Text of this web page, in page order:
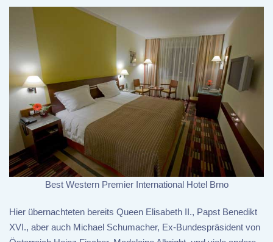
Best Western Premier International Hotel Brno
Hier übernachteten bereits Queen Elisabeth II., Papst Benedikt
XVI., aber auch Michael Schumacher, Ex-Bundespräsident von